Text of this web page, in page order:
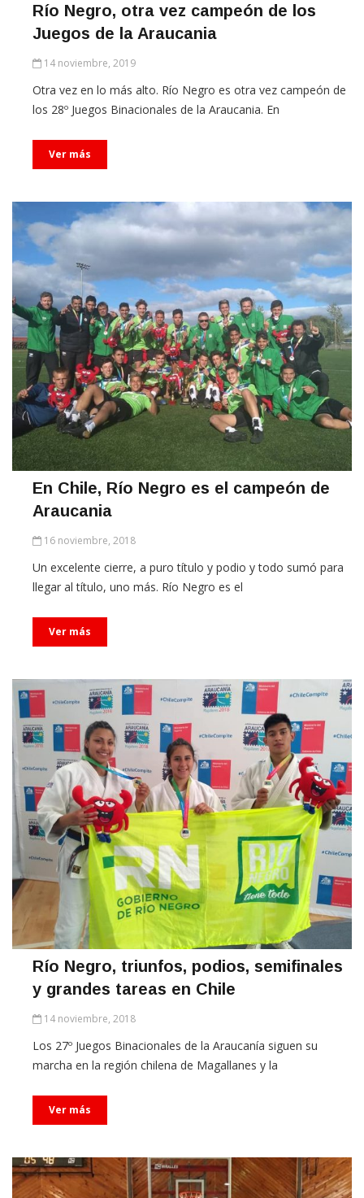
Río Negro, otra vez campeón de los
Juegos de la Araucania
14 noviembre, 2019
Otra vez en lo más alto. Río Negro es otra vez campeón de
los 28º Juegos Binacionales de la Araucania. En
Ver más
En Chile, Río Negro es el campeón de
Araucania
16 noviembre, 2018
Un excelente cierre, a puro título y podio y todo sumó para
llegar al título, uno más. Río Negro es el
Ver más
Río Negro, triunfos, podios, semifinales
y grandes tareas en Chile
14 noviembre, 2018
Los 27º Juegos Binacionales de la Araucanía siguen su
marcha en la región chilena de Magallanes y la
Ver más